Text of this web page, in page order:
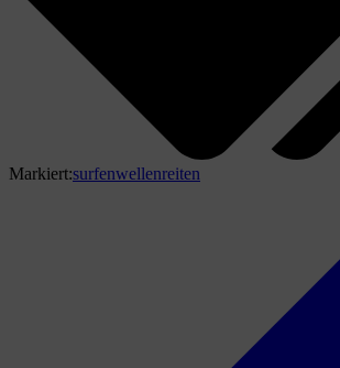
Markiert:surfenwellenreiten